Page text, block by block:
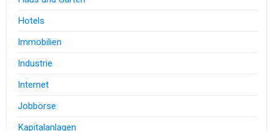
Hotels
Immobilien
Industrie
Internet
Jobbörse
Kapitalanlagen